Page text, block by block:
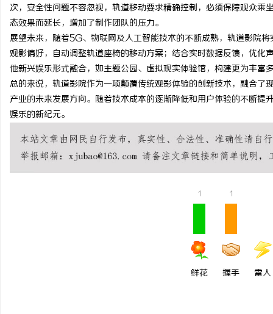
次，安全性问题不容忽视，轨道移动要求精确控制，必须保障观众
态效果而延长，增加了制作团队的压力。
展望未来，随着5G、物联网及人工智能技术的不断成熟，轨道影院
观影偏好，自动调整轨道座椅的移动方案；结合实时数据反馈，优
他新兴娱乐形式融合，如主题公园、虚拟现实体验馆，构建更为丰富
总的来说，轨道影院作为一项颠覆传统观影体验的创新技术，融合
产业的未来发展方向。随着技术成本的逐渐降低和用户体验的不断
娱乐的新纪元。
1
鲜花
1
握手 雷人
入解析b2b网站导航的重要性及其优化策略